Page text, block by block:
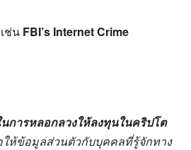
ช่น FBI’s Internet Crime
การหลอกลวงให้ลงทุนในคริปโต
ให้ข้อมูลส่วนตัวกับบุคคลที่รู้จักทาง